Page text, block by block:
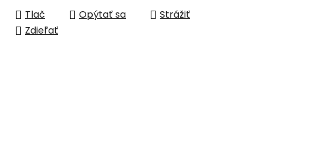
Tlač Opýtať sa
Strážiť
Zdieľať